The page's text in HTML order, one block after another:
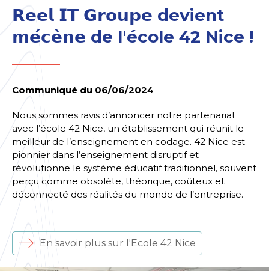
𝗥𝗲𝗲𝗹 𝗜𝗧 𝗚𝗿𝗼𝘂𝗽𝗲 devient
𝗺𝗲́𝗰𝗲̀𝗻𝗲 de l'école 42 Nice !
Communiqué du 06/06/2024
Nous sommes ravis d’annoncer notre partenariat
avec l’école 42 Nice, un établissement qui réunit le
meilleur de l’enseignement en codage. 42 Nice est
pionnier dans l’enseignement disruptif et
révolutionne le système éducatif traditionnel, souvent
perçu comme obsolète, théorique, coûteux et
déconnecté des réalités du monde de l’entreprise.
En savoir plus sur l'Ecole 42 Nice